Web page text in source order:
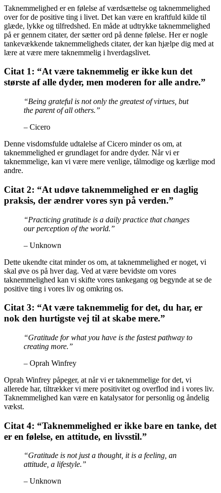
Taknemmelighed er en følelse af værdsættelse og taknemmelighed
over for de positive ting i livet. Det kan være en kraftfuld kilde til
glæde, lykke og tilfredshed. En måde at udtrykke taknemmelighed
på er gennem citater, der sætter ord på denne følelse. Her er nogle
tankevækkende taknemmeligheds citater, der kan hjælpe dig med at
lære at være mere taknemmelig i hverdagslivet.
Citat 1: “At være taknemmelig er ikke kun det
største af alle dyder, men moderen for alle andre.”
“Being grateful is not only the greatest of virtues, but
the parent of all others.”
– Cicero
Denne visdomsfulde udtalelse af Cicero minder os om, at
taknemmelighed er grundlaget for andre dyder. Når vi er
taknemmelige, kan vi være mere venlige, tålmodige og kærlige mod
andre.
Citat 2: “At udøve taknemmelighed er en daglig
praksis, der ændrer vores syn på verden.”
“Practicing gratitude is a daily practice that changes
our perception of the world.”
– Unknown
Dette ukendte citat minder os om, at taknemmelighed er noget, vi
skal øve os på hver dag. Ved at være bevidste om vores
taknemmelighed kan vi skifte vores tankegang og begynde at se de
positive ting i vores liv og omkring os.
Citat 3: “At være taknemmelig for det, du har, er
nok den hurtigste vej til at skabe mere.”
“Gratitude for what you have is the fastest pathway to
creating more.”
– Oprah Winfrey
Oprah Winfrey påpeger, at når vi er taknemmelige for det, vi
allerede har, tiltrækker vi mere positivitet og overflod ind i vores liv.
Taknemmelighed kan være en katalysator for personlig og åndelig
vækst.
Citat 4: “Taknemmelighed er ikke bare en tanke, det
er en følelse, en attitude, en livsstil.”
“Gratitude is not just a thought, it is a feeling, an
attitude, a lifestyle.”
– Unknown